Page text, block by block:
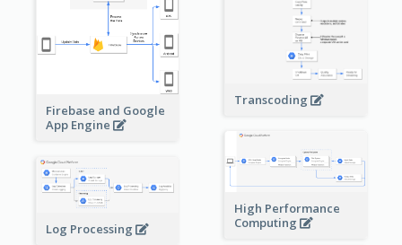
Firebase and Google
App Engine
Transcoding
High Performance
Computing
Log Processing